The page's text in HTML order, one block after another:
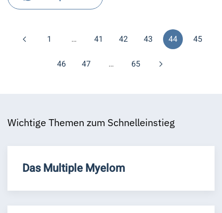
1 … 41 42 43 44 45
46 47 … 65
Wichtige Themen zum Schnelleinstieg
Das Multiple Myelom